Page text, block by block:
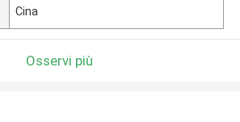
Cina
Osservi più